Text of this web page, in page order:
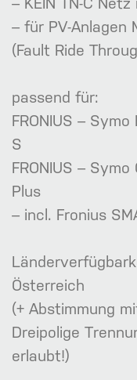
– für PV-Anlagen
(Fault Ride
passend für:
FRONIUS –
S
FRONIUS –
Plus
– incl. Fronius
Österreich
(+ Abstimmung
Dreipolige
erlaubt!)